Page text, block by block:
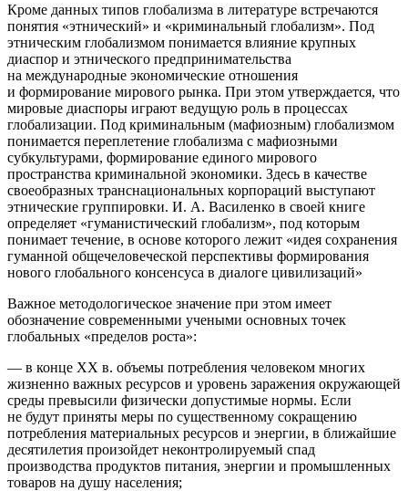
Кроме данных типов глобализма в литературе встречаются
понятия «этнический» и «криминальный глобализм». Под
этническим глобализмом понимается влияние крупных
диаспор и этнического предпринимательства
на международные экономические отношения
и формирование мирового рынка. При этом утверждается, что
мировые диаспоры играют ведущую роль в процессах
глобализации. Под криминальным (мафиозным) глобализмом
понимается переплетение глобализма с мафиозными
субкультурами, формирование единого мирового
пространства криминальной экономики. Здесь в качестве
своеобразных транснациональных корпораций выступают
этнические группировки. И. А. Василенко в своей книге
определяет «гуманистический глобализм», под которым
понимает течение, в основе которого лежит «идея сохранения
гуманной общечеловеческой перспективы формирования
нового глобального консенсуса в диалоге цивилизаций»
Важное методологическое значение при этом имеет
обозначение современными учеными основных точек
глобальных «пределов роста»:
— в конце ХХ в. объемы потребления человеком многих
жизненно важных ресурсов и уровень заражения окружающей
среды превысили физически допустимые нормы. Если
не будут приняты меры по существенному сокращению
потребления материальных ресурсов и энергии, в ближайшие
десятилетия произойдет неконтролируемый спад
производства продуктов питания, энергии и промышленных
товаров на душу населения;